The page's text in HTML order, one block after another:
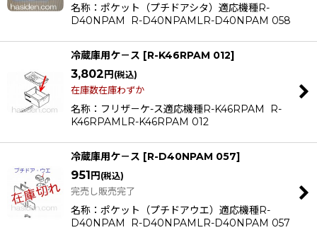
名称：ポケット（プチドアシタ）適応機種R-
D40NPAM R-D40NPAMLR-D40NPAM 058
冷蔵庫用ケ－ス [R-K46RPAM 012]
3,802円 (税込)
在庫数在庫わずか
名称：フリザ－ケ-ス適応機種R-K46RPAM R-
K46RPAMLR-K46RPAM 012
冷蔵庫用ケ－ス [R-D40NPAM 057]
951円 (税込)
完売し販売完了
名称：ポケット（プチドアウエ）適応機種R-
D40NPAM R-D40NPAMLR-D40NPAM 057